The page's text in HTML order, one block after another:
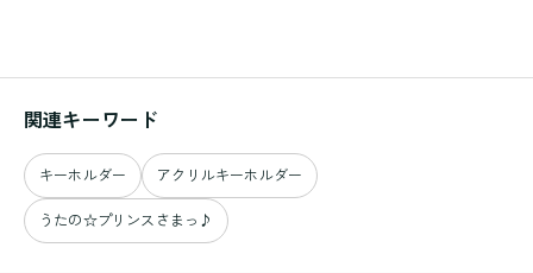
関連キーワード
キーホルダー アクリルキーホルダー
うたの☆プリンスさまっ♪